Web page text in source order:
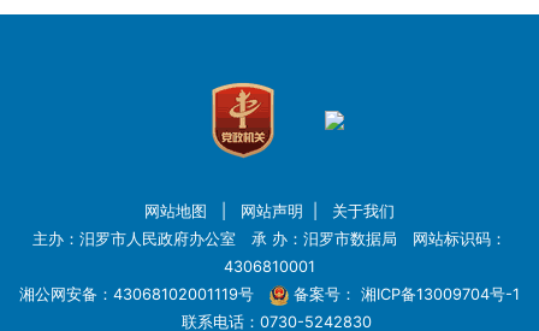
网站地图 网站声明
关于我们
主办：汨罗市人民政府办公室 承 办：汨罗市数据局 网站标识码：
4306810001
湘公网安备：43068102001119号
备案号： 湘ICP备13009704号-1
联系电话：0730-5242830